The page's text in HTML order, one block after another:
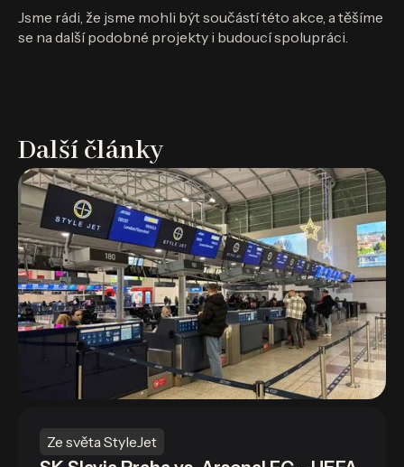
Jsme rádi, že jsme mohli být součástí této akce, a těšíme
se na další podobné projekty i budoucí spolupráci.
Další články
Ze světa StyleJet